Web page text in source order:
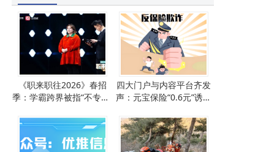
《职来职往2026》春招
季：学霸跨界被指“不专业”
四大门户与内容平台齐发
声：元宝保险“0.6元”诱饵